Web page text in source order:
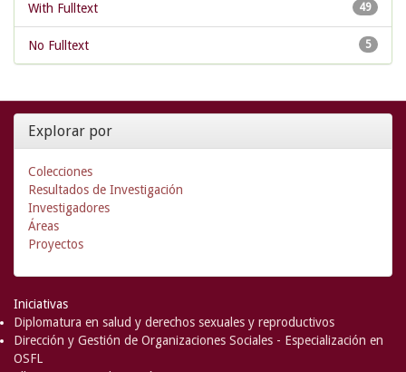
49
With Fulltext
5
No Fulltext
Explorar por
Colecciones
Resultados de Investigación
Investigadores
Áreas
Proyectos
Iniciativas
Diplomatura en salud y derechos sexuales y reproductivos
Dirección y Gestión de Organizaciones Sociales - Especialización en
OSFL